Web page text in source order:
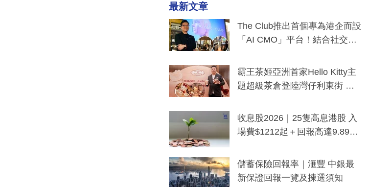
最新文章
The Club推出首個專為港企而設
「AI CMO」平台！結合社交聆
分鐘生成「貼地」宣傳短片
霸王茶姬亞洲首家Hello Kitty主
題超級茶倉登陸灣仔利東街 推
y及香港限定特調系列
收息股2026｜25隻高息港股 入
場費$1212起＋回報高達9.89
儲蓄保險回報率｜滙豐 中銀最
新保證回報一覽及揀選須知